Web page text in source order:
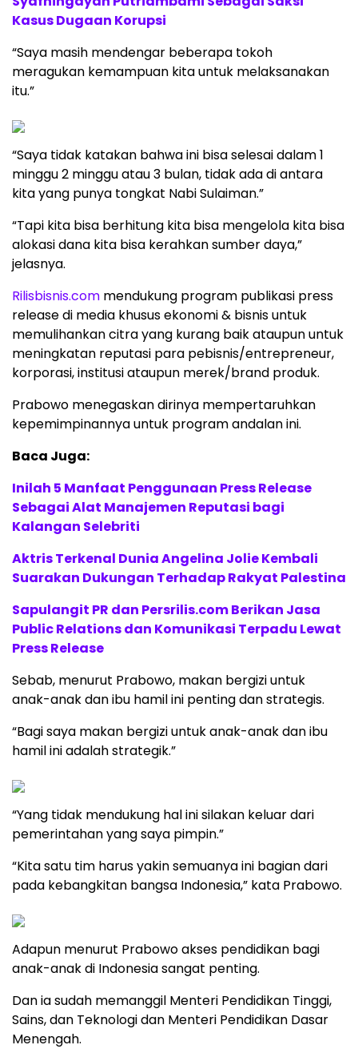
Kasus Dugaan Korupsi
“Saya masih mendengar beberapa tokoh
meragukan kemampuan kita untuk melaksanakan
itu.”
“Saya tidak katakan bahwa ini bisa selesai dalam 1
minggu 2 minggu atau 3 bulan, tidak ada di antara
kita yang punya tongkat Nabi Sulaiman.”
“Tapi kita bisa berhitung kita bisa mengelola kita bisa
alokasi dana kita bisa kerahkan sumber daya,”
jelasnya.
Rilisbisnis.com mendukung program publikasi press
release di media khusus ekonomi & bisnis untuk
memulihankan citra yang kurang baik ataupun untuk
meningkatan reputasi para pebisnis/entrepreneur,
korporasi, institusi ataupun merek/brand produk.
Prabowo menegaskan dirinya mempertaruhkan
kepemimpinannya untuk program andalan ini.
Baca Juga:
Inilah 5 Manfaat Penggunaan Press Release
Sebagai Alat Manajemen Reputasi bagi
Kalangan Selebriti
Aktris Terkenal Dunia Angelina Jolie Kembali
Suarakan Dukungan Terhadap Rakyat Palestina
Sapulangit PR dan Persrilis.com Berikan Jasa
Public Relations dan Komunikasi Terpadu Lewat
Press Release
Sebab, menurut Prabowo, makan bergizi untuk
anak-anak dan ibu hamil ini penting dan strategis.
“Bagi saya makan bergizi untuk anak-anak dan ibu
hamil ini adalah strategik.”
“Yang tidak mendukung hal ini silakan keluar dari
pemerintahan yang saya pimpin.”
“Kita satu tim harus yakin semuanya ini bagian dari
pada kebangkitan bangsa Indonesia,” kata Prabowo.
Adapun menurut Prabowo akses pendidikan bagi
anak-anak di Indonesia sangat penting.
Dan ia sudah memanggil Menteri Pendidikan Tinggi,
Sains, dan Teknologi dan Menteri Pendidikan Dasar
Menengah.